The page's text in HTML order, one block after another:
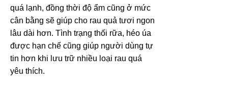
quá lạnh, đồng thời độ ẩm cũng ở mức
cân bằng sẽ giúp cho rau quả tươi ngon
lâu dài hơn. Tình trạng thối rữa, héo úa
được hạn chế cũng giúp người dùng tự
tin hơn khi lưu trữ nhiều loại rau quá
yêu thích.